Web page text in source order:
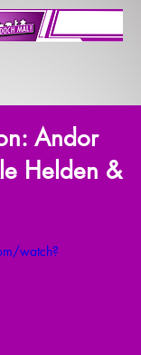
Andor
Helden &
watch?